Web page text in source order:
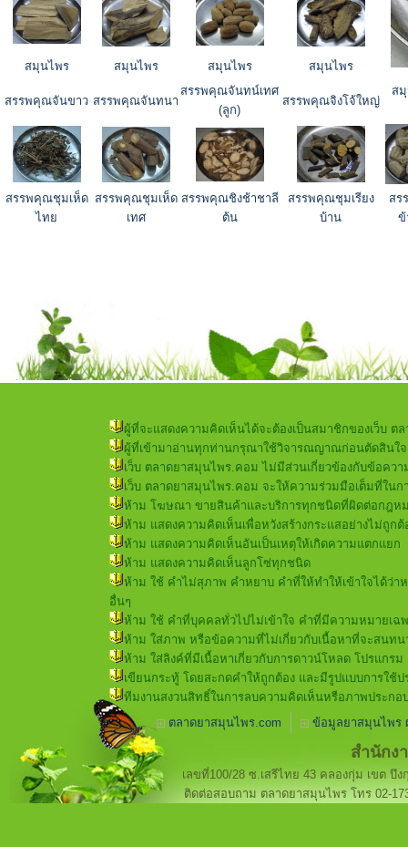
สมุนไพร สมุนไพร สมุนไพร สมุนไพร
สรรพคุณจันขาว สรรพคุณจันทนา
สรรพคุณจันทน์เทศ
(ลูก)
สรรพคุณจิงโจ้ใหญ่
ส
สรรพคุณชุมเห็ด
ไทย
สรรพคุณชุมเห็ด
เทศ
สรรพคุณชิงช้าชาลี
ต้น
สรรพคุณชุมเรียง
บ้าน
สร
ข้
ผู้ที่จะแสดงความคิดเห็นได้จะต้องเป็นสมาชิกของเว็บ
ผู้ที่เข้ามาอ่านทุกท่านกรุณาใช้วิจารณญาณก่อนตัดสินใจ
เว็บ ตลาดยาสมุนไพร.คอม ไม่มีส่วนเกี่ยวข้องกับข้อคว
เว็บ ตลาดยาสมุนไพร.คอม จะให้ความร่วมมือเต็มที่ใน
ห้าม โฆษณา ขายสินค้าและบริการทุกชนิดที่ผิดต่อกฎห
ห้าม แสดงความคิดเห็นเพื่อหวังสร้างกระแสอย่างไม่ถูกต้
ห้าม แสดงความคิดเห็นอันเป็นเหตุให้เกิดความแตกแยก
ห้าม แสดงความคิดเห็นลูกโซ่ทุกชนิด
ห้าม ใช้ คำไม่สุภาพ คำหยาบ คำที่ให้ทำให้เข้าใจได้ว่
อื่นๆ
ห้าม ใช้ คำที่บุคคลทั่วไปไม่เข้าใจ คำที่มีความหมายเฉ
ห้าม ใส่ภาพ หรือข้อความที่ไม่เกี่ยวกับเนื้อหาที่จะสนทน
ห้าม ใส่ลิงค์ที่มีเนื้อหาเกี่ยวกับการดาวน์โหลด โปรแกร
เขียนกระทู้ โดยสะกดคำให้ถูกต้อง และมีรูปแบบการใช้
ทีมงานสงวนสิทธิ์ในการลบความคิดเห็นหรือภาพประกอ
ตลาดยาสมุนไพร.com
ข้อมูลยาสมุนไพ
สำนักง
เลขที่100/28 ซ.เสรีไทย 43 คลองกุ่ม เขต
ติดต่อสอบถาม ตลาดยาสมุนไพร โทร 02-